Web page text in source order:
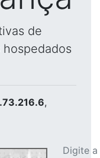
de
,
Digite